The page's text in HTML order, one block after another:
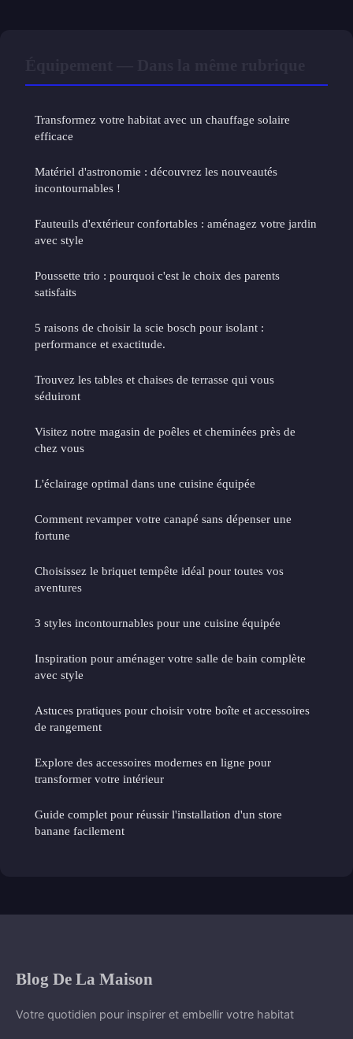
Transformez votre habitat avec un chauffage solaire
efficace
Matériel d'astronomie : découvrez les nouveautés
incontournables !
Fauteuils d'extérieur confortables : aménagez votre jardin
avec style
Poussette trio : pourquoi c'est le choix des parents
satisfaits
5 raisons de choisir la scie bosch pour isolant :
performance et exactitude.
Trouvez les tables et chaises de terrasse qui vous
séduiront
Visitez notre magasin de poêles et cheminées près de
chez vous
L'éclairage optimal dans une cuisine équipée
Comment revamper votre canapé sans dépenser une
fortune
Choisissez le briquet tempête idéal pour toutes vos
aventures
3 styles incontournables pour une cuisine équipée
Inspiration pour aménager votre salle de bain complète
avec style
Astuces pratiques pour choisir votre boîte et accessoires
de rangement
Explore des accessoires modernes en ligne pour
transformer votre intérieur
Guide complet pour réussir l'installation d'un store
banane facilement
Blog De La Maison
Votre quotidien pour inspirer et embellir votre habitat